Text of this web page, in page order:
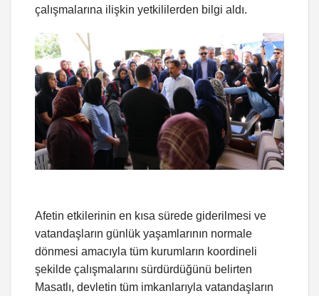
çalışmalarına ilişkin yetkililerden bilgi aldı.
Afetin etkilerinin en kısa sürede giderilmesi ve
vatandaşların günlük yaşamlarının normale
dönmesi amacıyla tüm kurumların koordineli
şekilde çalışmalarını sürdürdüğünü belirten
Masatlı, devletin tüm imkanlarıyla vatandaşların